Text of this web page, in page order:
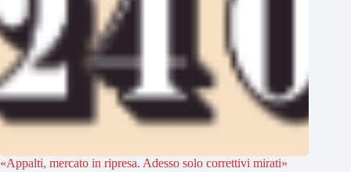
«Appalti, mercato in ripresa. Adesso solo correttivi mirati»